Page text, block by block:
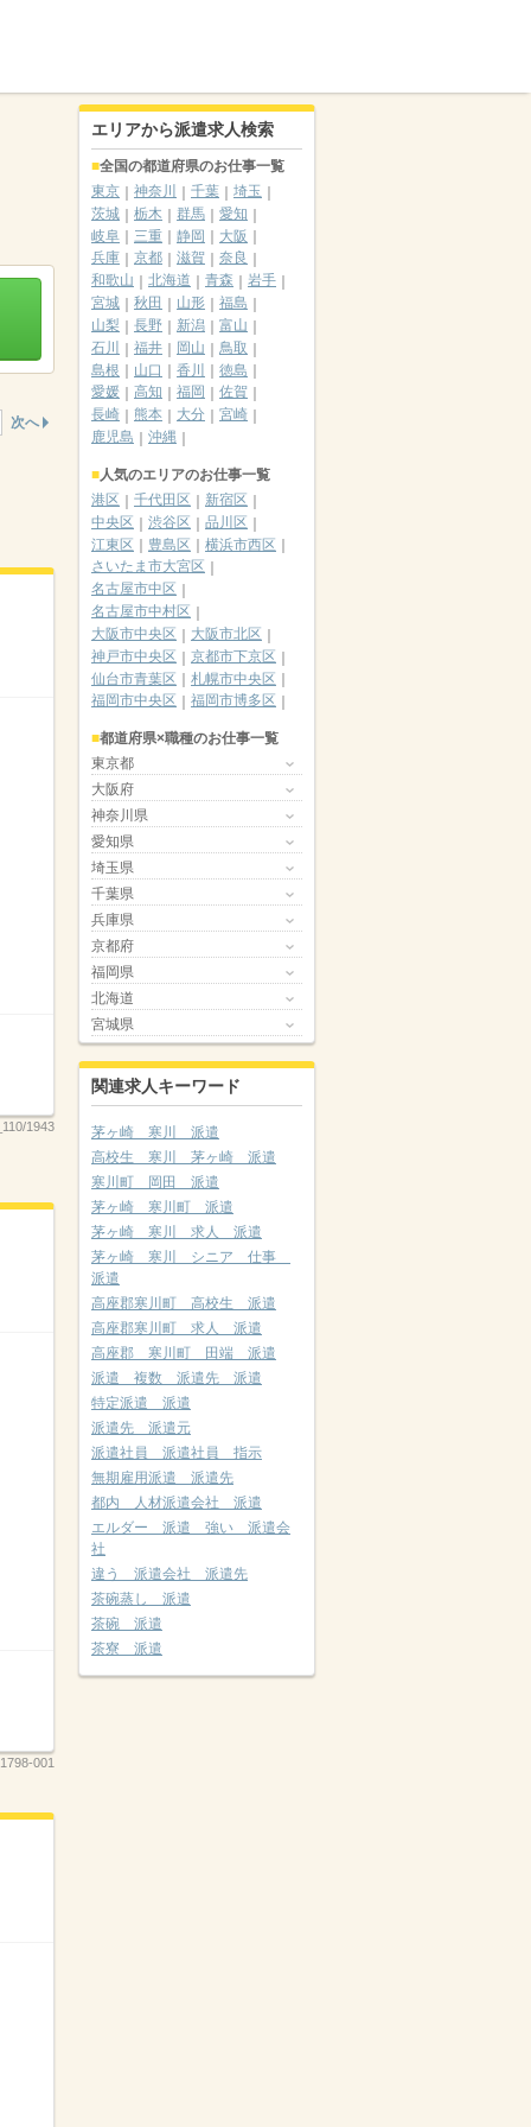
次へ
1943
1798-001
エリアから派遣求人検索
全国の都道府県のお仕事一覧
東京
神奈川 千葉
埼玉
茨城
栃木 群馬
愛知
岐阜
三重 静岡
大阪
兵庫
京都 滋賀
奈良
和歌山
北海道 青森
岩手
宮城
秋田 山形
福島
山梨
長野 新潟
富山
石川
福井 岡山
鳥取
島根
山口 香川
徳島
愛媛
高知 福岡
佐賀
長崎
熊本 大分
宮崎
鹿児島
沖縄
人気のエリアのお仕事一覧
港区
千代田区
新宿区
中央区
渋谷区
品川区
江東区
豊島区
横浜市西区
さいたま市大宮区
名古屋市中区
名古屋市中村区
大阪市中央区
大阪市北区
神戸市中央区
京都市下京区
仙台市青葉区
札幌市中央区
福岡市中央区
福岡市博多区
都道府県×職種のお仕事一覧
東京都
大阪府
神奈川県
愛知県
埼玉県
千葉県
兵庫県
京都府
福岡県
北海道
宮城県
関連求人キーワード
茅ヶ崎 寒川 派遣
高校生 寒川 茅ヶ崎 派遣
寒川町 岡田 派遣
茅ヶ崎 寒川町 派遣
茅ヶ崎 寒川 求人 派遣
茅ヶ崎 寒川 シニア 仕事
派遣
高座郡寒川町 高校生 派遣
高座郡寒川町 求人 派遣
高座郡 寒川町 田端 派遣
派遣 複数 派遣先 派遣
特定派遣 派遣
派遣先 派遣元
派遣社員 派遣社員 指示
無期雇用派遣 派遣先
都内 人材派遣会社 派遣
エルダー 派遣 強い 派遣会
社
違う 派遣会社 派遣先
茶碗蒸し 派遣
茶碗 派遣
茶寮 派遣